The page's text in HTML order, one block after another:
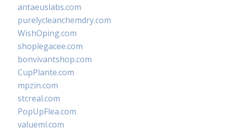
antaeuslabs.com
purelycleanchemdry.com
WishOping.com
shoplegacee.com
bonvivantshop.com
CupPlante.com
mpzin.com
stcreal.com
PopUpFlea.com
valueml.com